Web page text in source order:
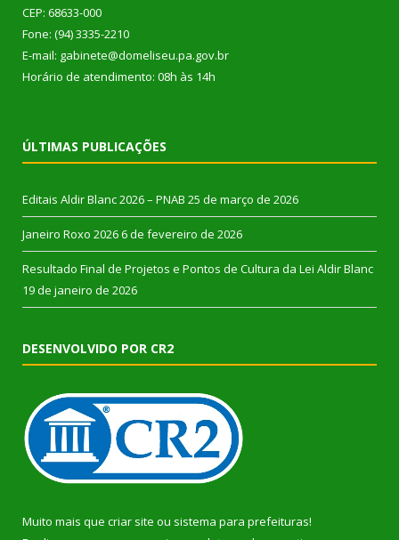
CEP: 68633-000
Fone: (94) 3335-2210
E-mail: gabinete@domeliseu.pa.gov.br
Horário de atendimento: 08h às 14h
ÚLTIMAS PUBLICAÇÕES
Editais Aldir Blanc 2026 – PNAB 25 de março de 2026
Janeiro Roxo 2026 6 de fevereiro de 2026
Resultado Final de Projetos e Pontos de Cultura da Lei Aldir Blanc
19 de janeiro de 2026
DESENVOLVIDO POR CR2
Muito mais que criar site ou sistema para prefeituras!